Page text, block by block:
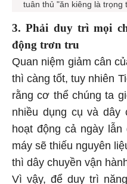
tuân thủ "ăn kiêng là trọng
3. Phải duy trì mọi
động trơn tru
Quan niệm giảm cân
thì càng tốt, tuy nhiên
rằng cơ thể chúng ta
nhiều dụng cụ và dây
hoạt động cả ngày
máy sẽ thiếu nguyên
thì dây chuyền vận
Vì vậy, để duy trì